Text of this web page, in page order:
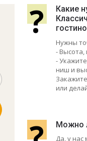
?
Какие
Нужны
- Высота,
-
ниш и
или
Можно
Да, у